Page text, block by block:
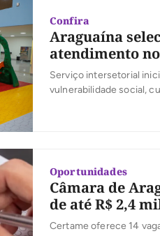
Confira
Araguaína
atendimento
Serviço intersetorial
vulnerabilidade social,
Oportunidades
Câmara de
de até R$ 2,4
Certame oferece 14